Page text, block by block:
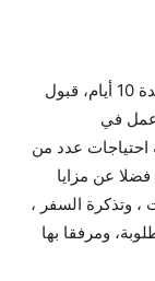
وقالت القوى العاملة أنها تبدء بعد غد الأحد، ولمدة 10 أيام، قبول
على 244 فرصة عمل في
احتياجات عدد من
عن مزايا
، وتذكرة السفر ،
ومرفقا بها